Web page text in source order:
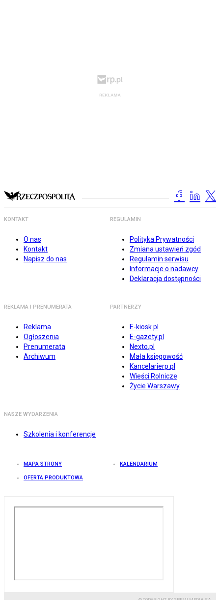
KONTAKT
O nas
Kontakt
Napisz do nas
REGULAMIN
Polityka Prywatności
Zmiana ustawień zgód
Regulamin serwisu
Informacje o nadawcy
Deklaracja dostępności
REKLAMA I PRENUMERATA
Reklama
Ogłoszenia
Prenumerata
Archiwum
PARTNERZY
E-kiosk.pl
E-gazety.pl
Nexto.pl
Mała księgowość
Kancelarierp.pl
Wieści Rolnicze
Życie Warszawy
NASZE WYDARZENIA
Szkolenia i konferencje
MAPA STRONY KALENDARIUM
OFERTA PRODUKTOWA